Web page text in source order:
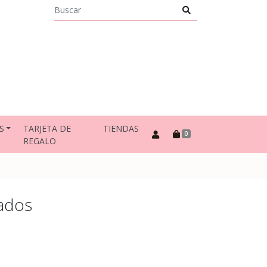
TARJETA DE
REGALO
TIENDAS 0